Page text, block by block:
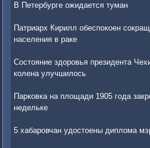
В Петербурге ожидается туман
Патриарх Кирилл обеспокоен
населения в раке
Состояние здоровья президента
колена улучшилось
Парковка на площади 1905 года
недельке
5 хабаровчан удостоены диплома